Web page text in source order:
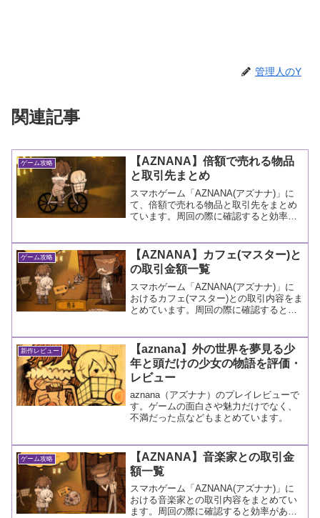
管理人のY
関連記事
ゲーム攻略
【AZNANA】倍額で売れる物品
と取引先まとめ
スマホゲーム「AZNANA(アズナナ)」に
て、倍額で売れる物品と取引先をまとめ
ています。周回の際に確認すると効率が
ゲーム攻略
【AZNANA】カフェ(マスター)と
の取引金額一覧
スマホゲーム「AZNANA(アズナナ)」に
おけるカフェ(マスター)との取引内容をま
とめています。周回の際に確認すると効
新作レビュー
【aznana】外の世界を夢見る少
年と頭だけの少女の物語を評価・
レビュー
aznana（アズナナ）のプレイレビューで
す。ゲームの面白さや魅力だけでなく、
不満だった点などもまとめています。
ゲーム攻略
【AZNANA】音楽家との取引金
額一覧
スマホゲーム「AZNANA(アズナナ)」に
おける音楽家との取引内容をまとめてい
ます。周回の際に確認すると効率があが